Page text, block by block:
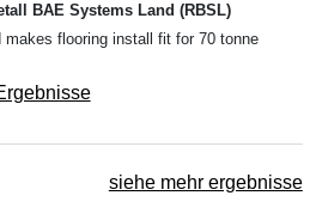
BAE Systems Land (RBSL)
makes flooring install fit for 70 tonne
siehe mehr ergebnisse